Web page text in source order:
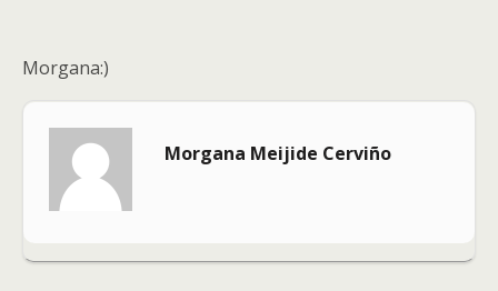
Morgana:)
Morgana Meijide Cerviño